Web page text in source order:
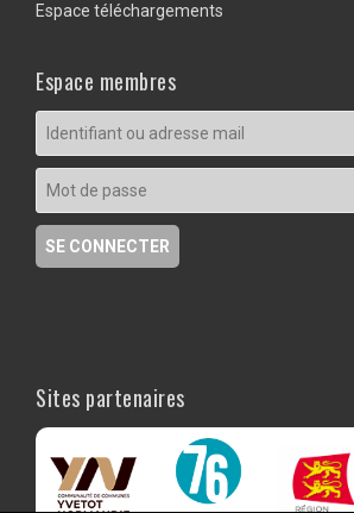
Espace téléchargements
Espace membres
Sites partenaires